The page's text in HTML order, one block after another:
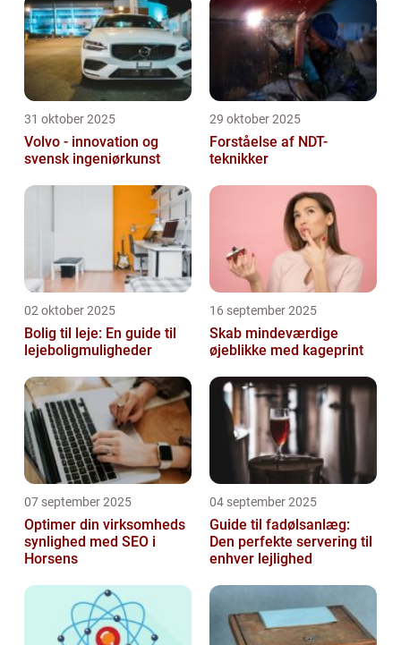
31 oktober 2025
Volvo - innovation og
svensk ingeniørkunst
29 oktober 2025
Forståelse af NDT-
teknikker
02 oktober 2025
Bolig til leje: En guide til
lejeboligmuligheder
16 september 2025
Skab mindeværdige
øjeblikke med kageprint
07 september 2025
Optimer din virksomheds
synlighed med SEO i
Horsens
04 september 2025
Guide til fadølsanlæg:
Den perfekte servering til
enhver lejlighed